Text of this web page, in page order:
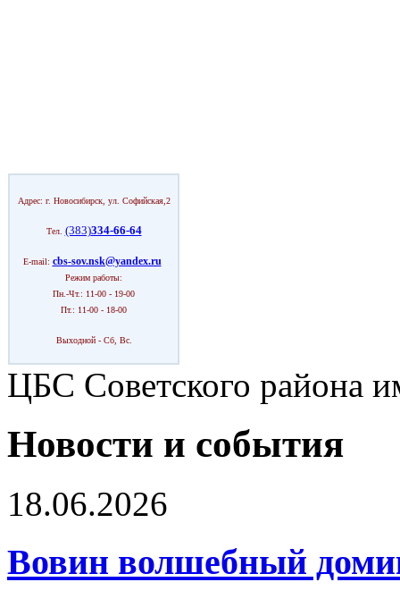
Адрес: г. Новосибирск, ул. Софийская,2
Тел. (383)334-66-64
E-mail: cbs-sov.nsk@yandex.ru
Режим работы:
Пн.-Чт.: 11-00 - 19-00
Пт.: 11-00 - 18-00
Выходной - Сб, Вс.
ЦБС Советского района
Новости и события
18.06.2026
Вовин волшебный